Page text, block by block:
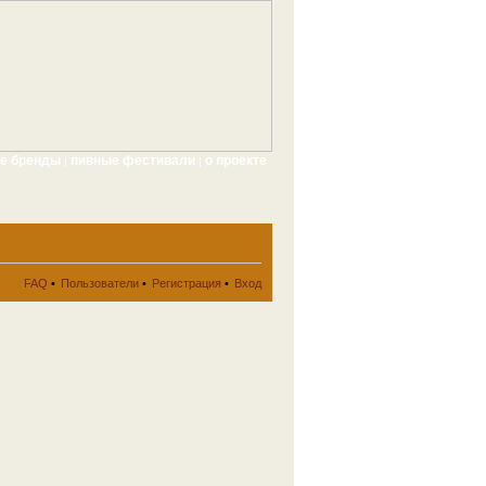
бренды пивные фестивали о проекте
FAQ • Пользователи • Регистрация • Вход